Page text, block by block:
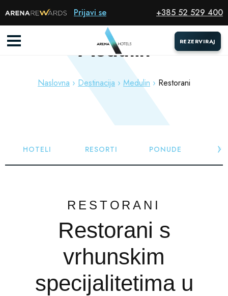
Prijavi se +385 52 529 400
REZERVIRAJ
REZERVIRAJ
Medulin
Naslovna Destinacija Medulin Restorani
HOTELI RESORTI PONUDE
RESTORANI
Restorani s
vrhunskim
specijalitetima u